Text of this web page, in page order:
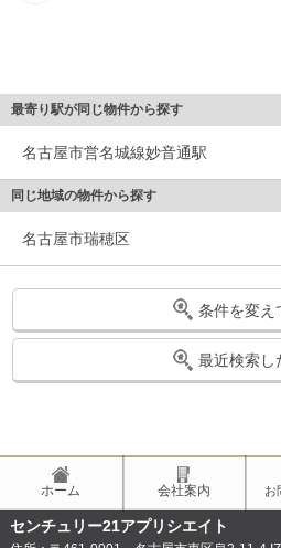
最寄り駅が同じ物件から探す
名古屋市営名城線妙音通駅
同じ地域の物件から探す
名古屋市瑞穂区
条件を変え
最近検索し
ホーム 会社案内 お
センチュリー21アプリシエイト